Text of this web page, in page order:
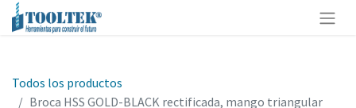
Todos los productos
Broca HSS GOLD-BLACK rectificada, mango triangular